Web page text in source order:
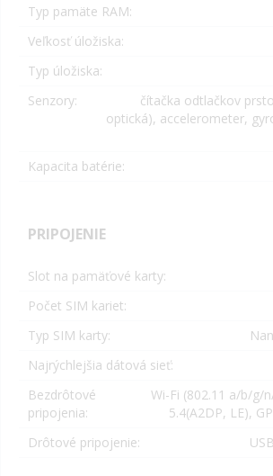
Typ pamäte RAM:
Veľkosť úložiska:
Typ úložiska:
Senzory:
čítačka odtlačkov
optická), accelerometer,
Kapacita batérie:
PRIPOJENIE
Slot na pamäťové karty:
Počet SIM kariet:
Typ SIM karty:
Najrýchlejšia dátová sieť:
Bezdrôtové
pripojenia:
Wi-Fi (802.11 a/b/g/
5.4(A2DP, LE),
Drôtové pripojenie: